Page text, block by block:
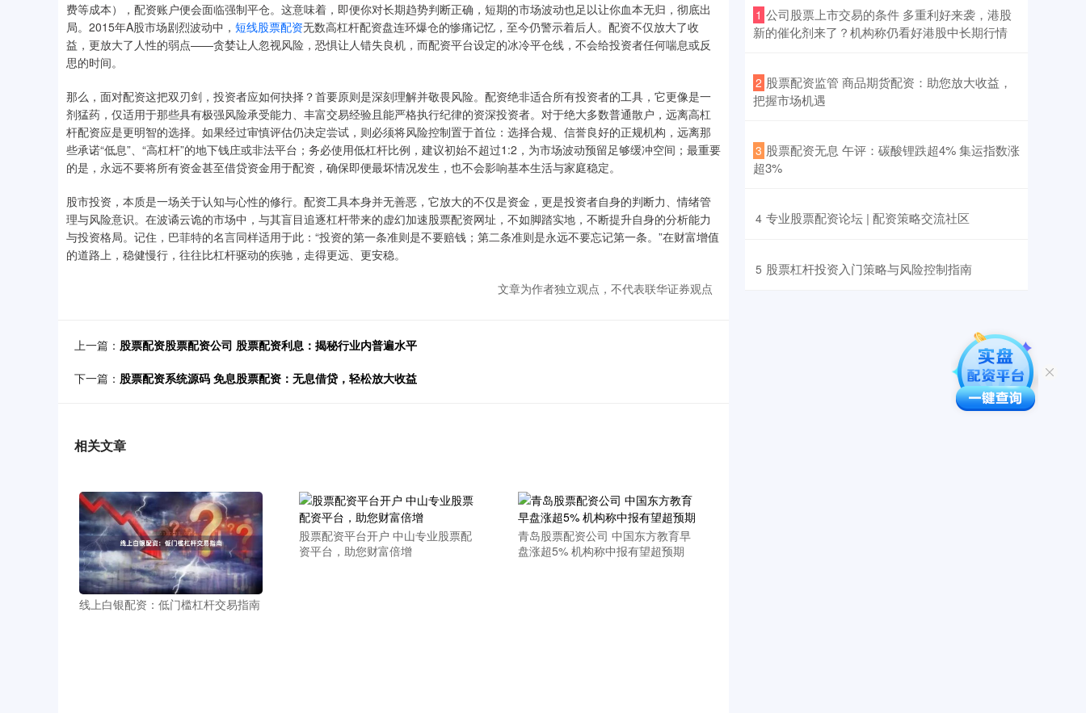
费等成本），配资账户便会面临强制平仓。这意味着，即便你对长期趋势判断正确，短期的市场波动也足以让你血本无归，彻底出
局。2015年A股市场剧烈波动中， 短线股票配资无数高杠杆配资盘连环爆仓的惨痛记忆，至今仍警示着后人。配资不仅放大了收
益，更放大了人性的弱点——贪婪让人忽视风险，恐惧让人错失良机，而配资平台设定的冰冷平仓线，不会给投资者任何喘息或反
思的时间。
那么，面对配资这把双刃剑，投资者应如何抉择？首要原则是深刻理解并敬畏风险。配资绝非适合所有投资者的工具，它更像是一
剂猛药，仅适用于那些具有极强风险承受能力、丰富交易经验且能严格执行纪律的资深投资者。对于绝大多数普通散户，远离高杠
杆配资应是更明智的选择。如果经过审慎评估仍决定尝试，则必须将风险控制置于首位：选择合规、信誉良好的正规机构，远离那
些承诺“低息”、“高杠杆”的地下钱庄或非法平台；务必使用低杠杆比例，建议初始不超过1:2，为市场波动预留足够缓冲空间；最重要
的是，永远不要将所有资金甚至借贷资金用于配资，确保即便最坏情况发生，也不会影响基本生活与家庭稳定。
股市投资，本质是一场关于认知与心性的修行。配资工具本身并无善恶，它放大的不仅是资金，更是投资者自身的判断力、情绪管
理与风险意识。在波谲云诡的市场中，与其盲目追逐杠杆带来的虚幻加速股票配资网址，不如脚踏实地，不断提升自身的分析能力
与投资格局。记住，巴菲特的名言同样适用于此：“投资的第一条准则是不要赔钱；第二条准则是永远不要忘记第一条。”在财富增值
的道路上，稳健慢行，往往比杠杆驱动的疾驰，走得更远、更安稳。
文章为作者独立观点，不代表联华证券观点
上一篇： 股票配资股票配资公司 股票配资利息：揭秘行业内普遍水平
下一篇： 股票配资系统源码 免息股票配资：无息借贷，轻松放大收益
相关文章
线上白银配资：低门槛杠杆交易指南
股票配资平台开户 中山专业股票配
资平台，助您财富倍增
青岛股票配资公司 中国东方教育早
盘涨超5% 机构称中报有望超预期
1 ​公司股票上市交易的条件 多重利好来袭，港股
新的催化剂来了？机构称仍看好港股中长期行情
2 ​股票配资监管 商品期货配资：助您放大收益，
把握市场机遇
3 ​股票配资无息 午评：碳酸锂跌超4% 集运指数涨
超3%
4 ​专业股票配资论坛 | 配资策略交流社区
5 ​股票杠杆投资入门策略与风险控制指南